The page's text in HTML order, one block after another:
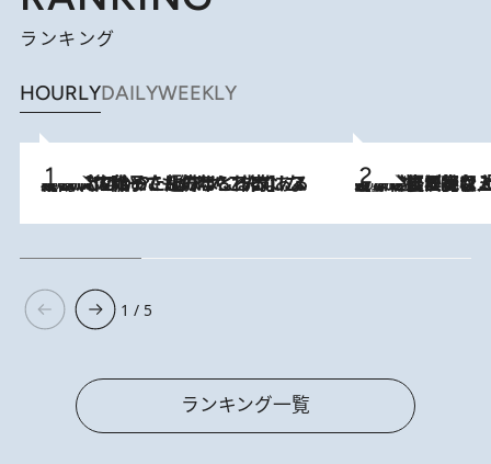
ランキング
HOURLYDAILYWEEKLY
2026.8.5
【阿川佐和子さんの年とる力】なぜ70代で始めた趣味は“こんなに楽しい”のか？ ピアノ、俳句…スランプに陥っても続けられる“ある秘訣”とは 2026.8.5
【なぜ吉沢亮は「気配を消せる」のか？】興行収入208億の『国宝』を経て挑むミュージカル『ディア・エヴァン・ハンセン』。トップ俳優が舞台上でさらけ出した“孤独”とは
1 / 5
ランキング一覧